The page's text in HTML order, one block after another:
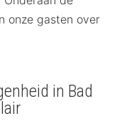
onze gasten over
in Bad